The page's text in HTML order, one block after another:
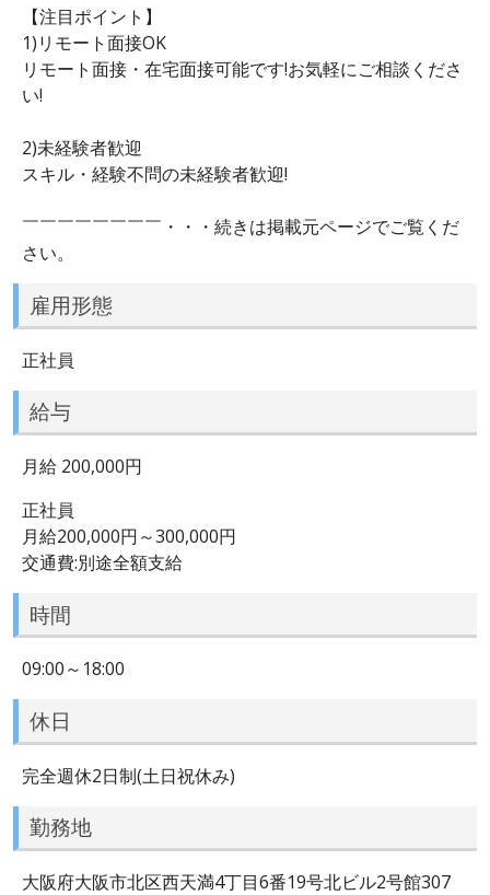
【注目ポイント】
1)リモート面接OK
リモート面接・在宅面接可能です!お気軽にご相談くださ
い!
2)未経験者歓迎
スキル・経験不問の未経験者歓迎!
￣￣￣￣￣￣￣￣・・・続きは掲載元ページでご覧くだ
さい。
雇用形態
正社員
給与
月給 200,000円
正社員
月給200,000円～300,000円
交通費:別途全額支給
時間
09:00～18:00
休日
完全週休2日制(土日祝休み)
勤務地
大阪府大阪市北区西天満4丁目6番19号北ビル2号館307